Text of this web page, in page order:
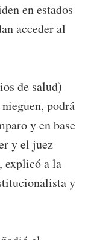
en estados
acceder al
de salud)
podrá
y en base
y el juez
, explicó a la
y